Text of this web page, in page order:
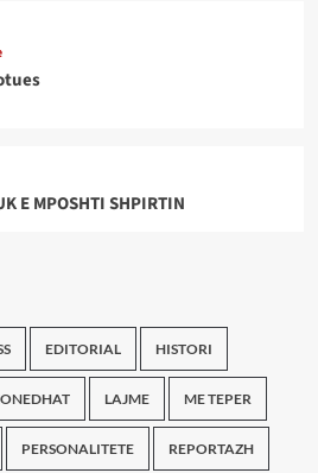
E MPOSHTI SHPIRTIN
EDITORIAL HISTORI
LAJME ME TEPER
PERSONALITETE REPORTAZH